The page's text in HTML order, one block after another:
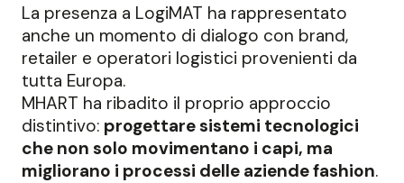
La presenza a LogiMAT ha rappresentato
anche un momento di dialogo con brand,
retailer e operatori logistici provenienti da
tutta Europa.
MHART ha ribadito il proprio approccio
distintivo: progettare sistemi tecnologici
che non solo movimentano i capi, ma
migliorano i processi delle aziende fashion.